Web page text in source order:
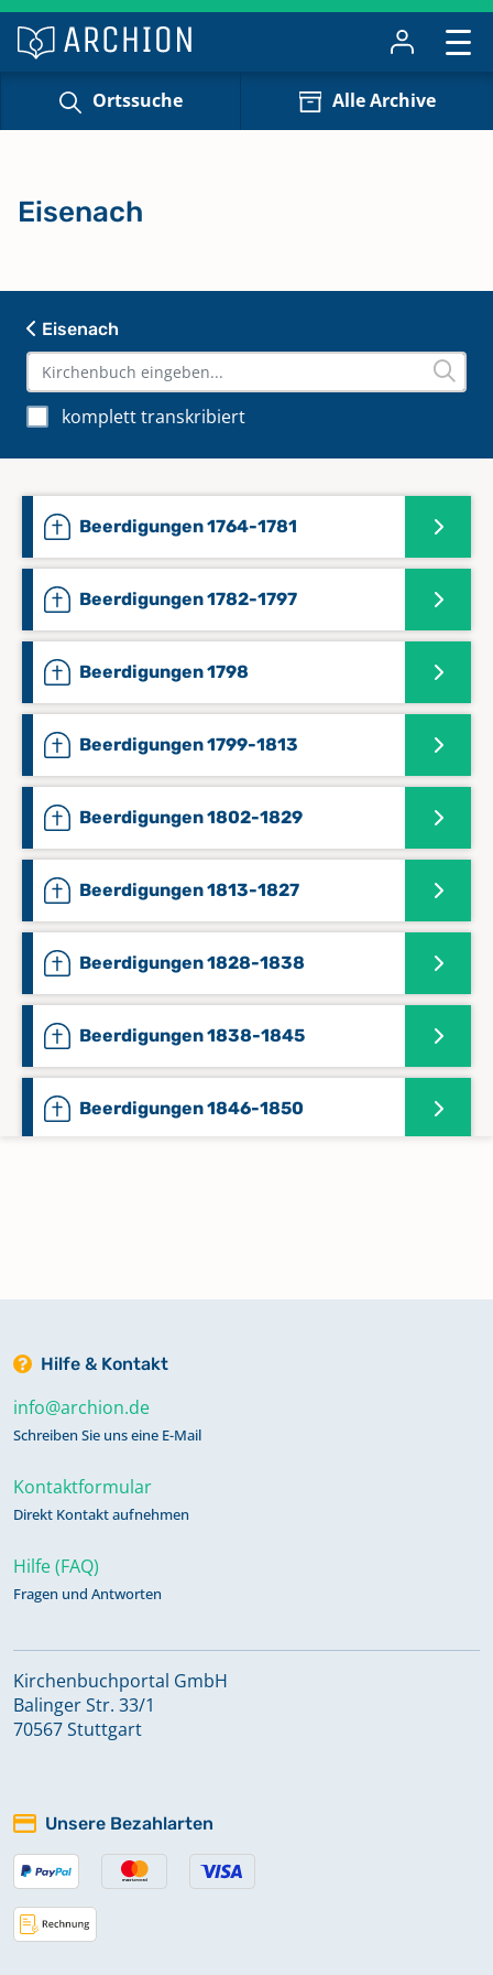
Ortssuche Alle Archive
Eisenach
komplett transkribiert
Beerdigungen 1764-1781
Beerdigungen 1782-1797
Beerdigungen 1798
Beerdigungen 1799-1813
Beerdigungen 1802-1829
Beerdigungen 1813-1827
Beerdigungen 1828-1838
Beerdigungen 1838-1845
Beerdigungen 1846-1850
Beerdigungen 1865-1870
Kirchenbuch 1566-1582
Kirchenbuch 1596-1612
Kirchenbuch 1612-1625
Eisenach
Hilfe & Kontakt
info@archion.de
Schreiben Sie uns eine E-Mail
Kontaktformular
Direkt Kontakt aufnehmen
Hilfe (FAQ)
Fragen und Antworten
Kirchenbuchportal GmbH
Balinger Str. 33/1
70567 Stuttgart
Unsere Bezahlarten